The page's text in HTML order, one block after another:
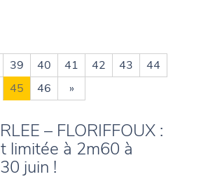
39 40 41 42 43
44
45
46 »
– FLORIFFOUX :
limitée à 2m60 à
juin !